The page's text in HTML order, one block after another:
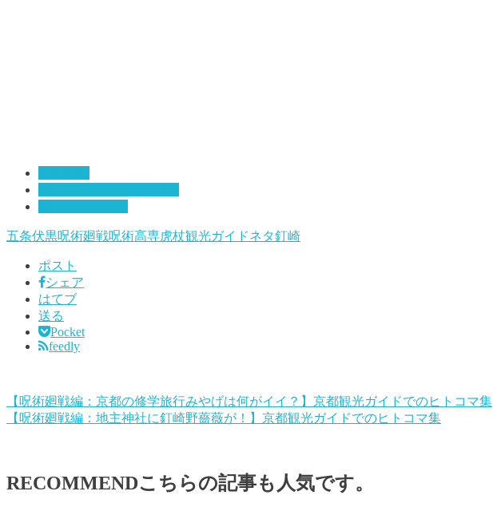
五条伏黒呪術廻戦呪術高専虎杖観光ガイドネタ釘崎
ポスト
シェア
はてブ
送る
Pocket
feedly
【呪術廻戦編：京都の修学旅行みやげは何がイイ？】京都観光ガイドでのヒトコマ集
【呪術廻戦編：地主神社に釘崎野薔薇が！】京都観光ガイドでのヒトコマ集
RECOMMENDこちらの記事も人気です。